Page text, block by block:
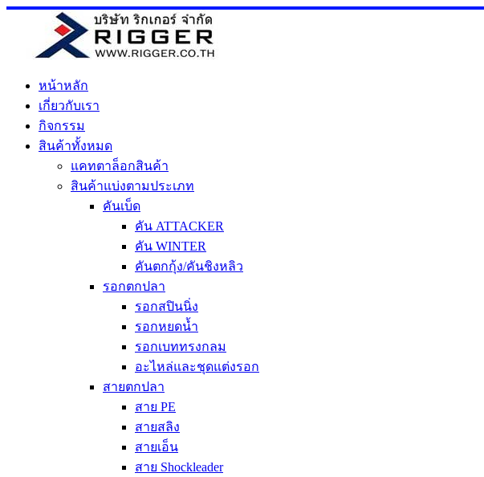
Skip
หน้าหลัก
เกี่ยวกับเรา
กิจกรรม
สินค้าทั้งหมด
แคทตาล็อกสินค้า
สินค้าแบ่งตามประเภท
คันเบ็ด
คัน ATTACKER
คัน WINTER
คันตกกุ้ง/คันชิงหลิว
รอกตกปลา
รอกสปินนิ่ง
รอกหยดน้ำ
รอกเบททรงกลม
อะไหล่และชุดแต่งรอก
สายตกปลา
สาย PE
สายสลิง
สายเอ็น
สาย Shockleader